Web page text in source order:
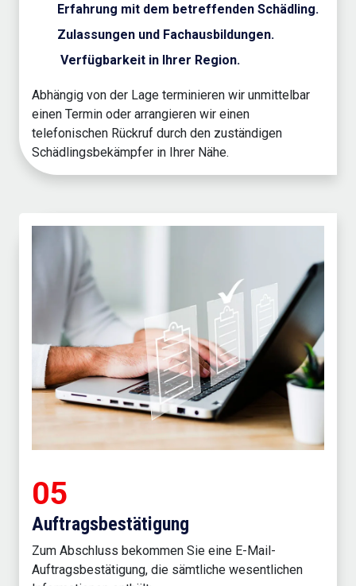
Erfahrung mit dem betreffenden Schädling.
Zulassungen und Fachausbildungen.
Verfügbarkeit in Ihrer Region.
Abhängig von der Lage terminieren wir unmittelbar
einen Termin oder arrangieren wir einen
telefonischen Rückruf durch den zuständigen
Schädlingsbekämpfer in Ihrer Nähe.
05
Auftragsbestätigung
Zum Abschluss bekommen Sie eine E-Mail-
Auftragsbestätigung, die sämtliche wesentlichen